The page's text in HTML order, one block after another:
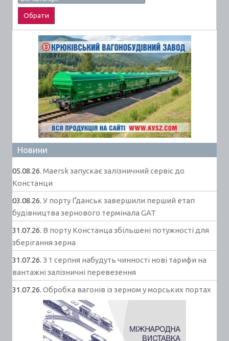
Новини
05.08.26. Maersk запускає залізничний сервіс до
Констанци
03.08.26. У порту Ґданськ завершили перший етап
будівництва зернового термінала GAT
31.07.26. В порту Констанца збільшені потужності для
зберігання зерна
31.07.26. З 1 серпня набудуть чинності нові тарифи на
вантажні залізничні перевезення
31.07.26. Обробка вагонів із зерном у морських портах